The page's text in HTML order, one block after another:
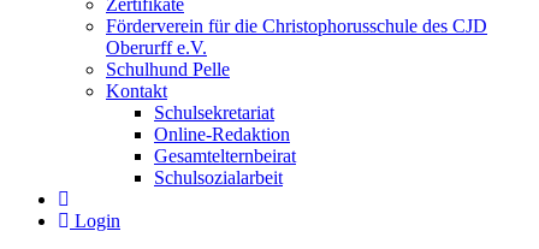
Förderverein für die Christophorusschule des CJD
Oberurff e.V.
Schulhund Pelle
Kontakt
Schulsekretariat
Online-Redaktion
Gesamtelternbeirat
Schulsozialarbeit
Login